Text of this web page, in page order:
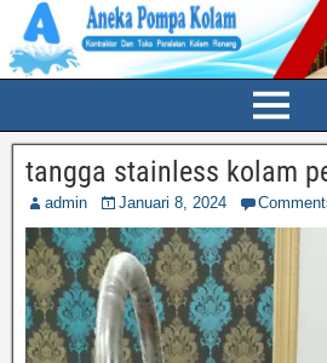
tangga stainless kolam
admin Januari 8, 2024